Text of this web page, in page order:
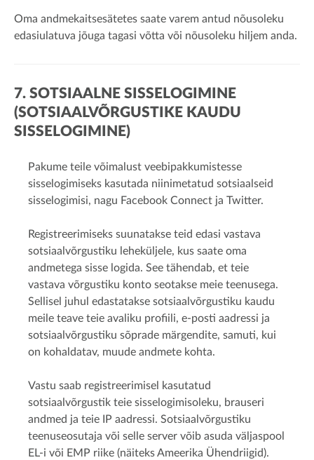
Oma andmekaitsesätetes saate varem antud nõusoleku
edasiulatuva jõuga tagasi võtta või nõusoleku hiljem anda.
7. SOTSIAALNE SISSELOGIMINE
(SOTSIAALVÕRGUSTIKE KAUDU
SISSELOGIMINE)
Pakume teile võimalust veebipakkumistesse
sisselogimiseks kasutada niinimetatud sotsiaalseid
sisselogimisi, nagu Facebook Connect ja Twitter.
Registreerimiseks suunatakse teid edasi vastava
sotsiaalvõrgustiku leheküljele, kus saate oma
andmetega sisse logida. See tähendab, et teie
vastava võrgustiku konto seotakse meie teenusega.
Sellisel juhul edastatakse sotsiaalvõrgustiku kaudu
meile teave teie avaliku profiili, e-posti aadressi ja
sotsiaalvõrgustiku sõprade märgendite, samuti, kui
on kohaldatav, muude andmete kohta.
Vastu saab registreerimisel kasutatud
sotsiaalvõrgustik teie sisselogimisoleku, brauseri
andmed ja teie IP aadressi. Sotsiaalvõrgustiku
teenuseosutaja või selle server võib asuda väljaspool
EL-i või EMP riike (näiteks Ameerika Ühendriigid).